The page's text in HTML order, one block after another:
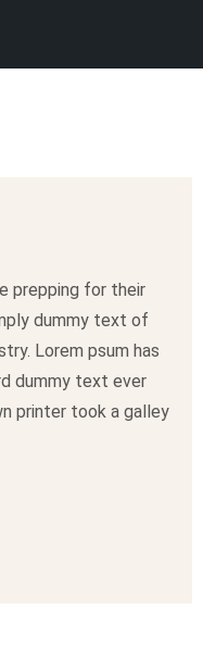
prepping for their
dummy text of
Lorem psum has
dummy text ever
printer took a galley